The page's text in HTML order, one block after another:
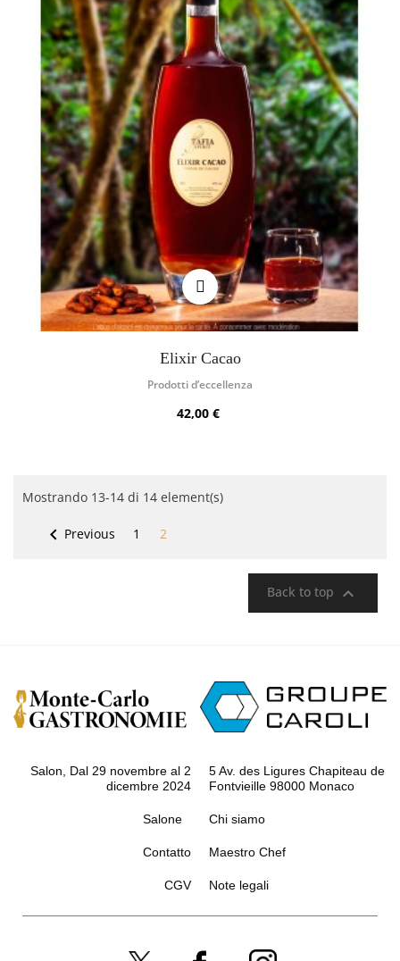
Elixir Cacao
Prodotti d’eccellenza
42,00 €
Mostrando 13-14 di 14 element(s)
 Previous 1 2
Back to top 
Salon, Dal 29 novembre al 2
dicembre 2024
5 Av. des Ligures Chapiteau de
Fontvieille 98000 Monaco
Salone
Contatto
Chi siamo
Maestro Chef
CGV Note legali